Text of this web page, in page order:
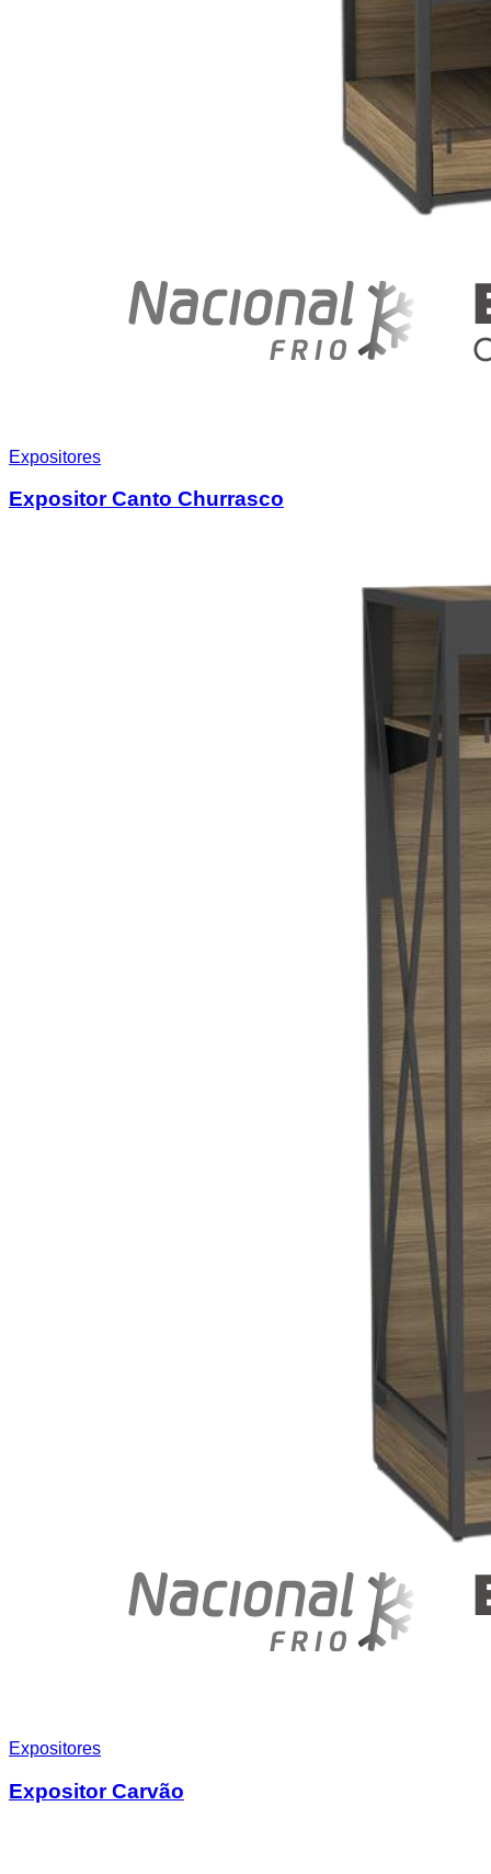
Expositores
Expositor Canto Churrasco
Expositores
Expositor Carvão